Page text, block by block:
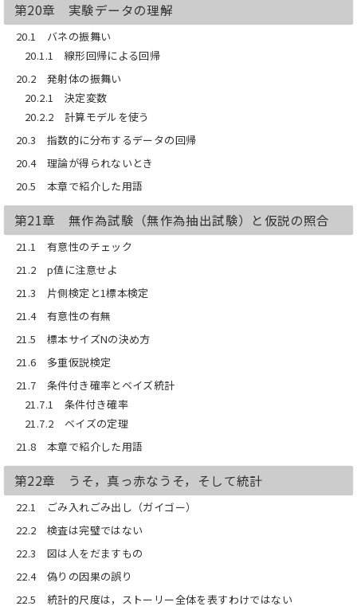
第20章 実験データの理解
20.1 バネの振舞い
20.1.1 線形回帰による回帰
20.2 発射体の振舞い
20.2.1 決定変数
20.2.2 計算モデルを使う
20.3 指数的に分布するデータの回帰
20.4 理論が得られないとき
20.5 本章で紹介した用語
第21章 無作為試験（無作為抽出試験）と仮説の照合
21.1 有意性のチェック
21.2 p値に注意せよ
21.3 片側検定と1標本検定
21.4 有意性の有無
21.5 標本サイズNの決め方
21.6 多重仮説検定
21.7 条件付き確率とベイズ統計
21.7.1 条件付き確率
21.7.2 ベイズの定理
21.8 本章で紹介した用語
第22章 うそ，真っ赤なうそ，そして統計
22.1 ごみ入れごみ出し（ガイゴー）
22.2 検査は完璧ではない
22.3 図は人をだますもの
22.4 偽りの因果の誤り
22.5 統計的尺度は，ストーリー全体を表すわけではない